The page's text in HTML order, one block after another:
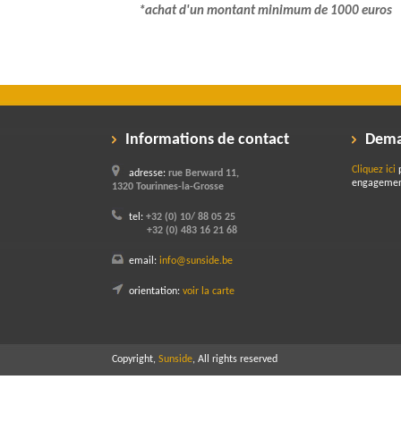
*achat d'un montant minimum de 1000 euros
Informations de contact
adresse: rue Berward 11,
1320 Tourinnes-la-Grosse
tel: +32 (0) 10/ 88 05 25
+32 (0) 483 16 21 68
email: info@sunside.be
orientation: voir la carte
Cliquez ici
Copyright, Sunside, All rights reserved